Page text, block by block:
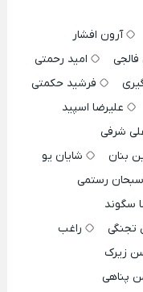
آرون افشار
فالجی
امید رحمتی
فرشید حکمتی
علیرضا اسپید
شرفی
بنان
شایان یو
سبحان رستمی
سگوند
تجنگی
راغب
زیرک
پناهی